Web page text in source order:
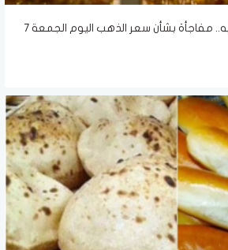
عيار 21 أقل من 6000 جنيه.. مفاجأة بشأن سعر الذهب اليوم الجمعة 7